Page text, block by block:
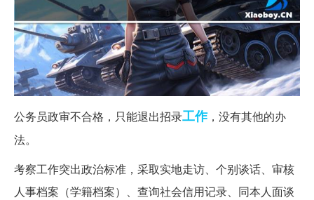
公务员政审不合格，只能退出招录工作，没有其他的办
法。
考察工作突出政治标准，采取实地走访、个别谈话、审核
人事档案（学籍档案）、查询社会信用记录、同本人面谈